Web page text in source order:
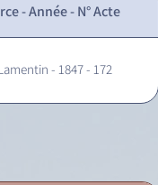
- Année - N° Acte
- 1847 - 172